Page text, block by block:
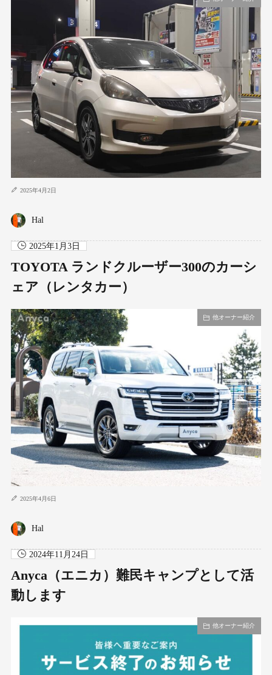
2025年4月2日
Hal
2025年1月3日
TOYOTA ランドクルーザー300のカーシ
ェア（レンタカー）
他オーナー紹介
2025年4月6日
Hal
2024年11月24日
Anyca（エニカ）難民キャンプとして活
動します
他オーナー紹介